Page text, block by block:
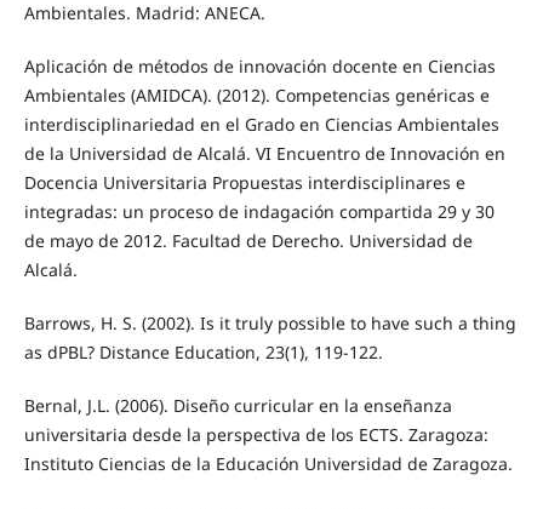
Ambientales. Madrid: ANECA.
Aplicación de métodos de innovación docente en Ciencias
Ambientales (AMIDCA). (2012). Competencias genéricas e
interdisciplinariedad en el Grado en Ciencias Ambientales
de la Universidad de Alcalá. VI Encuentro de Innovación en
Docencia Universitaria Propuestas interdisciplinares e
integradas: un proceso de indagación compartida 29 y 30
de mayo de 2012. Facultad de Derecho. Universidad de
Alcalá.
Barrows, H. S. (2002). Is it truly possible to have such a thing
as dPBL? Distance Education, 23(1), 119-122.
Bernal, J.L. (2006). Diseño curricular en la enseñanza
universitaria desde la perspectiva de los ECTS. Zaragoza:
Instituto Ciencias de la Educación Universidad de Zaragoza.